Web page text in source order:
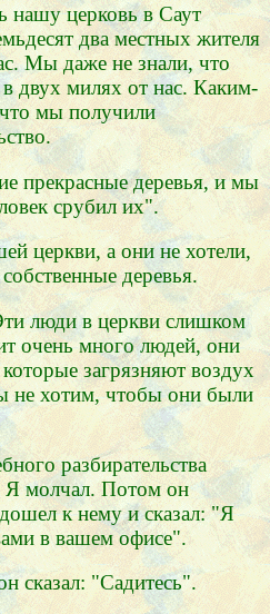
нашу церковь в Саут
два местных жителя
Мы даже не знали, что
двух милях от нас. Каким-
мы получили
прекрасные деревья, и мы
срубил их".
церкви, а они не хотели,
деревья.
люди в церкви слишком
очень много людей, они
загрязняют воздух
хотим, чтобы они были
разбирательства
Я молчал. Потом он
к нему и сказал: "Я
в вашем офисе".
сказал: "Садитесь".